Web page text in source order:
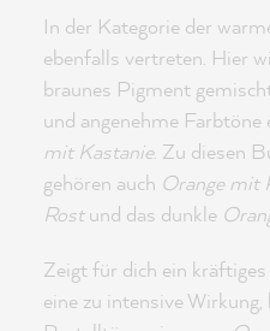
In der Kategorie der
ebenfalls vertreten. Hier
braunes Pigment
und angenehme Farbtöne
mit Kastanie. Zu diesen
gehören auch Orange mit
Rostund das dunkle
Zeigt für dich ein
eine zu intensive